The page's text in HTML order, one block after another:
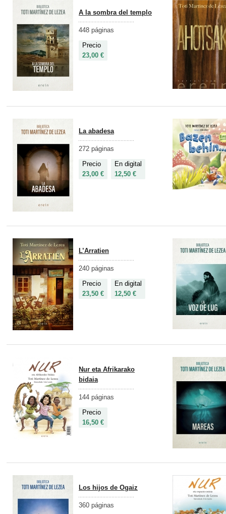
A la sombra del templo
448 páginas
Precio
23,00 €
La abadesa
272 páginas
Precio
23,00 €
En digital
12,50 €
L’Arratien
240 páginas
Precio
23,50 €
En digital
12,50 €
Nur eta Afrikarako
bidaia
144 páginas
Precio
16,50 €
Los hijos de Ogaiz
360 páginas